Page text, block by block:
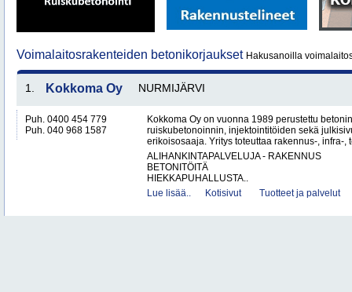
Voimalaitosrakenteiden betonikorjaukset Hakusanoilla
1. Kokkoma Oy NURMIJÄRVI
Puh. 0400 454 779
Puh. 040 968 1587
Kokkoma Oy on vuonna 1989 perustettu
ruiskubetonoinnin, injektointitöiden sekä
erikoisosaaja. Yritys toteuttaa rakennus-, infra-,
ALIHANKINTAPALVELUJA - RAKENNUS
BETONITÖITÄ
HIEKKAPUHALLUSTA..
Lue lisää..
Kotisivut Tuotteet ja palvelut